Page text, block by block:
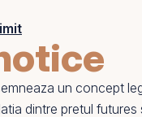
un concept
dintre pretul futures